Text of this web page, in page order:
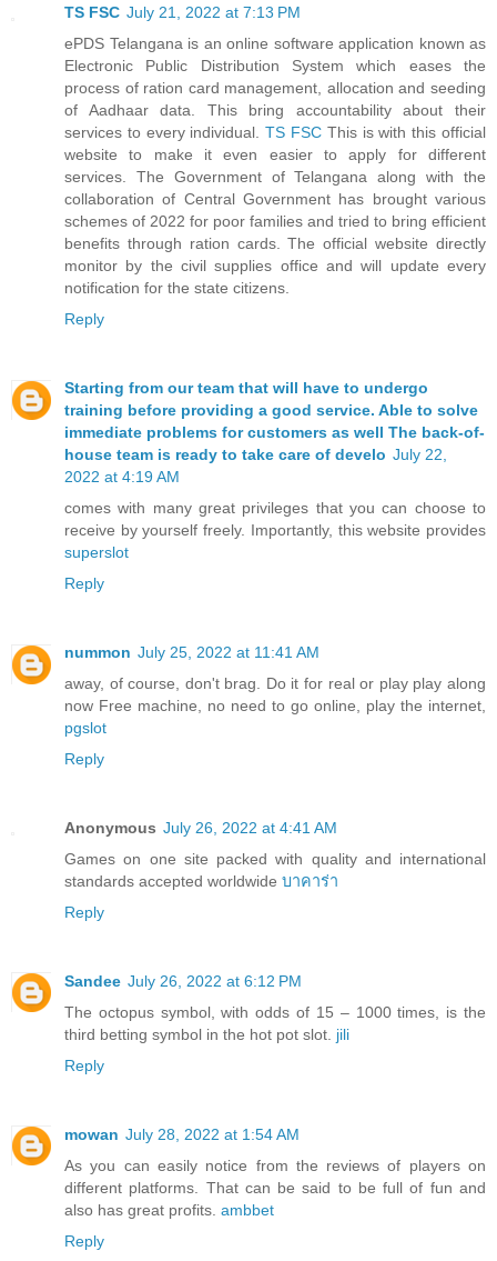
TS FSC July 21, 2022 at 7:13 PM
ePDS Telangana is an online software application known as
Electronic Public Distribution System which eases the
process of ration card management, allocation and seeding
of Aadhaar data. This bring accountability about their
services to every individual.TS FSC This is with this official
website to make it even easier to apply for different
services. The Government of Telangana along with the
collaboration of Central Government has brought various
schemes of 2022 for poor families and tried to bring efficient
benefits through ration cards. The official website directly
monitor by the civil supplies office and will update every
notification for the state citizens.
Reply
Starting from our team that will have to undergo
training before providing a good service. Able to solve
immediate problems for customers as well The back-of-
house team is ready to take care of develo July 22,
2022 at 4:19 AM
comes with many great privileges that you can choose to
receive by yourself freely. Importantly, this website provides
superslot
Reply
nummon July 25, 2022 at 11:41 AM
away, of course, don't brag. Do it for real or play play along
now Free machine, no need to go online, play the internet,
pgslot
Reply
Anonymous July 26, 2022 at 4:41 AM
Games on one site packed with quality and international
standards accepted worldwide บาคาร่า
Reply
Sandee July 26, 2022 at 6:12 PM
The octopus symbol, with odds of 15 – 1000 times, is the
third betting symbol in the hot pot slot. jili
Reply
mowan July 28, 2022 at 1:54 AM
As you can easily notice from the reviews of players on
different platforms. That can be said to be full of fun and
also has great profits. ambbet
Reply